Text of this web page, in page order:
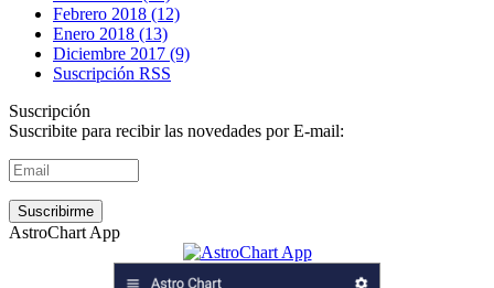
Febrero 2018 (12)
Enero 2018 (13)
Diciembre 2017 (9)
Suscripción RSS
Suscripción
Suscribite para recibir las novedades por E-mail:
AstroChart App